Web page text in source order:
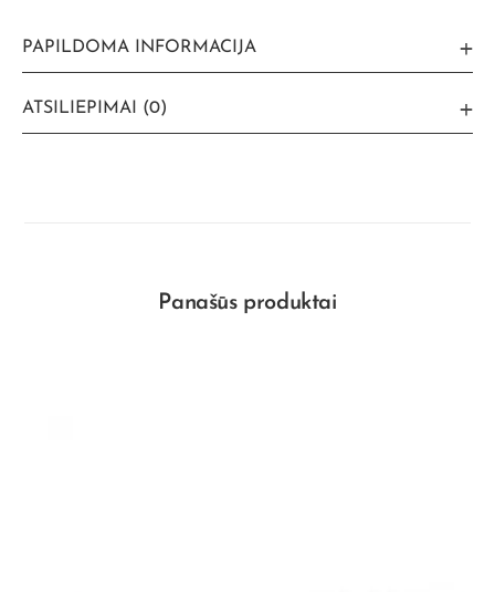
PAPILDOMA INFORMACIJA
ATSILIEPIMAI (0)
Panašūs produktai